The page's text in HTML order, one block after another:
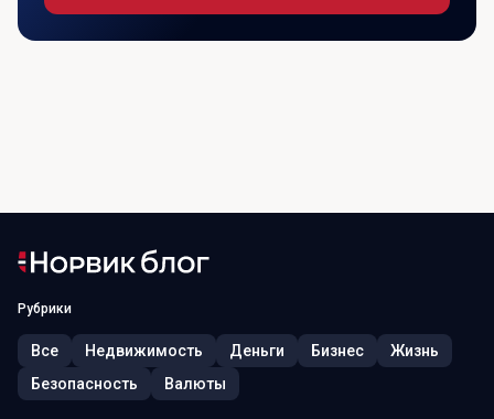
Рубрики
Все Недвижимость Деньги Бизнес
Жизнь
Безопасность
Валюты